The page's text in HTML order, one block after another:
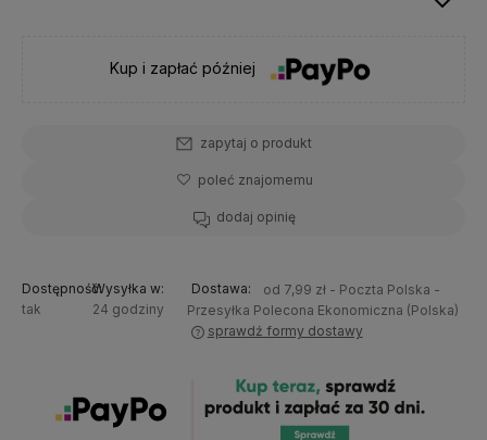
Kup i zapłać później
zapytaj o produkt
poleć znajomemu
dodaj opinię
Dostępność:
tak
Wysyłka w:
24 godziny
Dostawa: od 7,99 zł - Poczta Polska -
Przesyłka Polecona Ekonomiczna (Polska)
sprawdź formy dostawy